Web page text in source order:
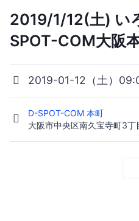
2019/1/12(土) い
SPOT-COM大阪
2019-01-12（土）
D-SPOT-COM 本町
大阪市中央区南久宝寺町3